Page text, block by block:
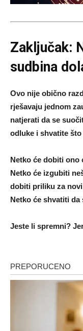
Zaključak:
sudbina
Ovo nije obično
rješavaju jednom
natjerati da se
odluke i shvatite
Netko će dobiti ono
Netko će izgubiti
dobiti priliku za
Netko će shvatiti
Jeste li spremni?